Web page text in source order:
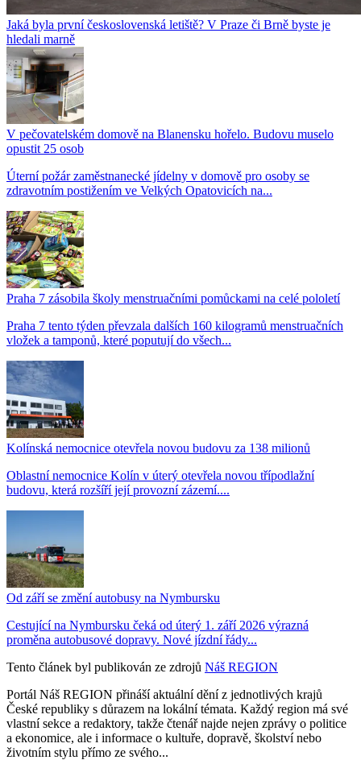
Jaká byla první československá letiště? V Praze či Brně byste je
hledali marně
V pečovatelském domově na Blanensku hořelo. Budovu muselo
opustit 25 osob
Úterní požár zaměstnanecké jídelny v domově pro osoby se
zdravotním postižením ve Velkých Opatovicích na...
Praha 7 zásobila školy menstruačními pomůckami na celé pololetí
Praha 7 tento týden převzala dalších 160 kilogramů menstruačních
vložek a tamponů, které poputují do všech...
Kolínská nemocnice otevřela novou budovu za 138 milionů
Oblastní nemocnice Kolín v úterý otevřela novou třípodlažní
budovu, která rozšíří její provozní zázemí....
Od září se změní autobusy na Nymbursku
Cestující na Nymbursku čeká od úterý 1. září 2026 výrazná
proměna autobusové dopravy. Nové jízdní řády...
Tento článek byl publikován ze zdrojů Náš REGION
Portál Náš REGION přináší aktuální dění z jednotlivých krajů
České republiky s důrazem na lokální témata. Každý region má své
vlastní sekce a redaktory, takže čtenář najde nejen zprávy o politice
a ekonomice, ale i informace o kultuře, dopravě, školství nebo
životním stylu přímo ze svého...